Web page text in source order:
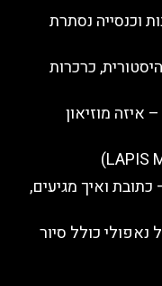
וכנסייה נסתרת
כרכרות
איזה מוזיאון
ואיך מגיעים,
כולל סיור